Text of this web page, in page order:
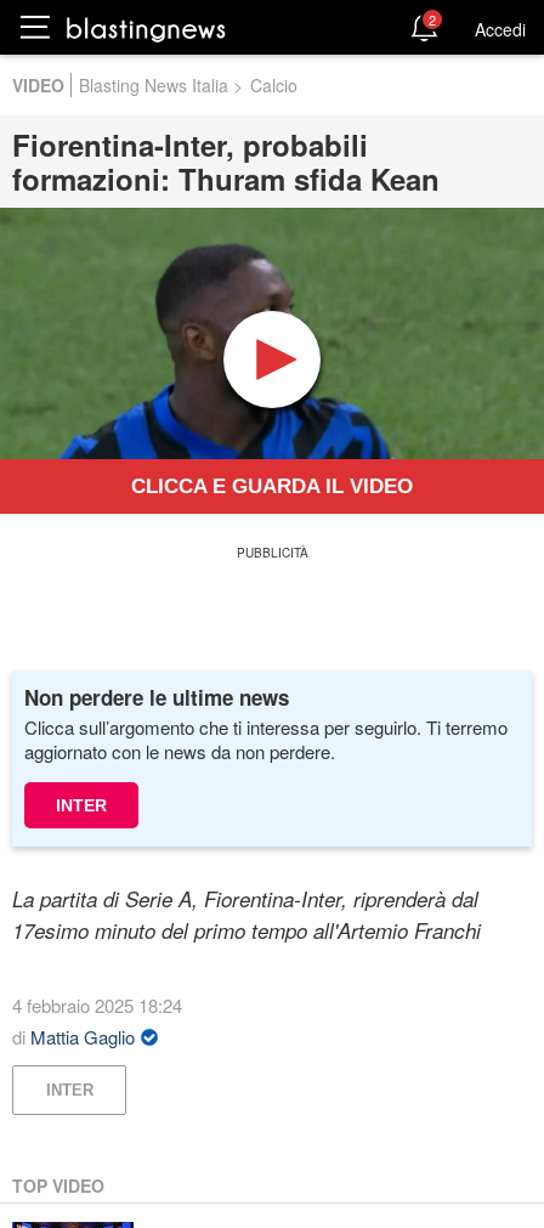
VIDEO Blasting News Italia > Calcio
Fiorentina-Inter, probabili
formazioni: Thuram sfida Kean
CLICCA E GUARDA IL VIDEO
Non perdere le ultime news
Clicca sull’argomento che ti interessa per seguirlo. Ti terremo
aggiornato con le news da non perdere.
INTER
La partita di Serie A, Fiorentina-Inter, riprenderà dal
17esimo minuto del primo tempo all'Artemio Franchi
4 febbraio 2025 18:24
di Mattia Gaglio
INTER
TOP VIDEO
2 Accedi